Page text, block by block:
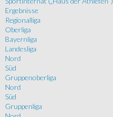
Ergebnisse
Regionalliga
Oberliga
Bayernliga
Landesliga
Nord
Süd
Gruppenoberliga
Nord
Süd
Gruppenliga